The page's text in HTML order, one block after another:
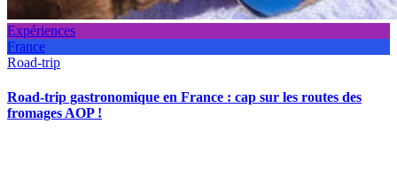
Expériences
France
Road-trip
Road-trip gastronomique en France : cap sur les routes des
fromages AOP !